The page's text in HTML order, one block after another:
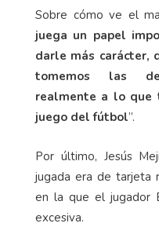
Sobre cómo ve el
juega un papel
darle más carácter,
tomemos las
realmente a lo que
juego del fútbol”.
Por último, Jesús
jugada era de tarjeta
en la que el jugador
excesiva.